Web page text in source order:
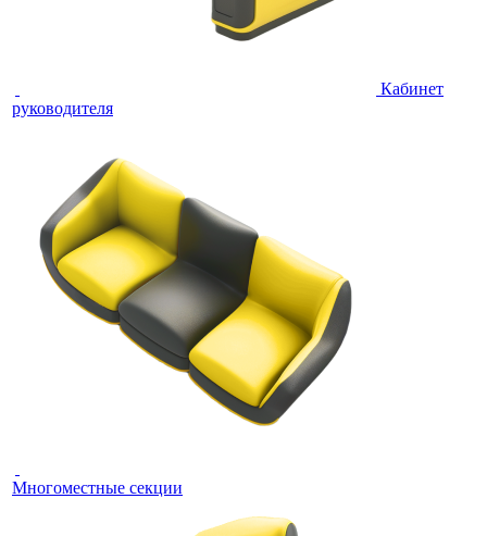
Кабинет
руководителя
Многоместные секции